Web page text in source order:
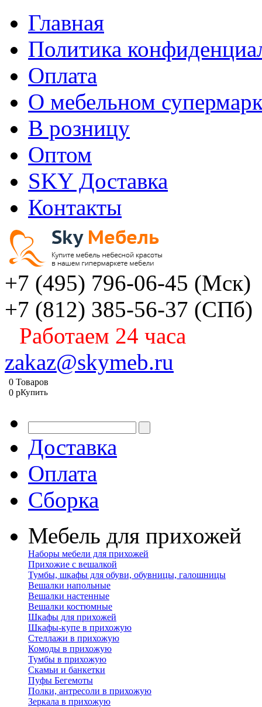
Главная
Политика
Оплата
О мебельном
В розницу
Оптом
SKY Доставка
Контакты
+7 (495) 796-06-45 (Мск)
+7 (812) 385-56-37 (СПб)
Работаем 24 часа
zakaz@skymeb.ru
0 Товаров
0 pКупить
Доставка
Оплата
Сборка
Мебель для прихожей
Наборы мебели для прихожей
Прихожие с вешалкой
Тумбы, шкафы для обуви, обувницы, галошницы
Вешалки напольные
Вешалки настенные
Вешалки костюмные
Шкафы для прихожей
Шкафы-купе в прихожую
Стеллажи в прихожую
Комоды в прихожую
Тумбы в прихожую
Скамьи и банкетки
Пуфы Бегемоты
Полки, антресоли в прихожую
Зеркала в прихожую